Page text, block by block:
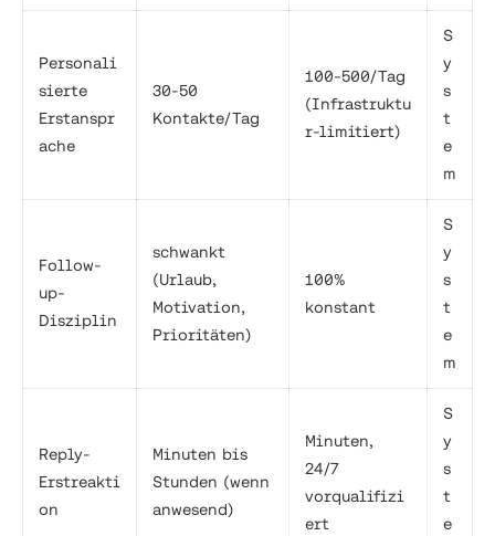
Personali
sierte
Erstanspr
ache
30-50
Kontakte/Tag
100-500/Tag
(Infrastruktu
r-limitiert)
S
y
s
t
e
m
Follow-
up-
Disziplin
schwankt
(Urlaub,
Motivation,
Prioritäten)
100%
konstant
S
y
s
t
e
m
Reply-
Erstreakti
on
Minuten bis
Stunden (wenn
anwesend)
Minuten,
24/7
vorqualifizi
ert
S
y
s
t
e